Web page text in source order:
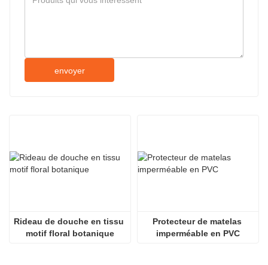
envoyer
Rideau de douche en tissu
motif floral botanique
Protecteur de matelas
imperméable en PVC